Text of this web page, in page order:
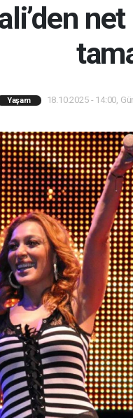
Yaşam 18.10.2025 - 14:00,